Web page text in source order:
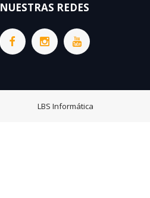
NUESTRAS REDES
LBS Informática